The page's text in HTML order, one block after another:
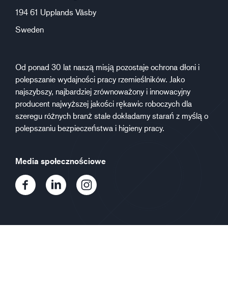
194 61 Upplands Väsby
Sweden
Od ponad 30 lat naszą misją pozostaje ochrona dłoni i
polepszanie wydajności pracy rzemieślników. Jako
najszybszy, najbardziej zrównoważony i innowacyjny
producent najwyższej jakości rękawic roboczych dla
szeregu różnych branż stale dokładamy starań z myślą o
polepszaniu bezpieczeństwa i higieny pracy.
Media społecznościowe